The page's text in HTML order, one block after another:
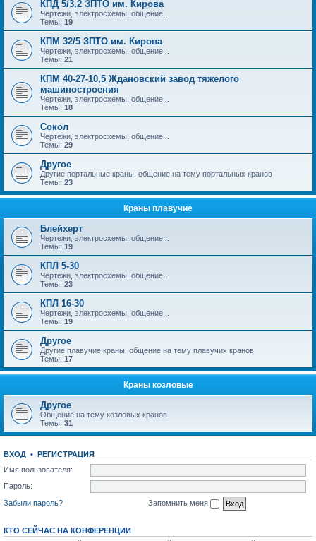
КПД 5/3,2 ЗПТО им. Кирова
Чертежи, электросхемы, общение...
Темы: 19
КПМ 32/5 ЗПТО им. Кирова
Чертежи, электросхемы, общение...
Темы: 21
КПМ 40-27-10,5 Ждановский завод тяжелого
машиностроения
Чертежи, электросхемы, общение...
Темы: 18
Сокол
Чертежи, электросхемы, общение...
Темы: 29
Другое
Другие портальные краны, общение на тему портальных кранов
Темы: 23
Краны плавучие
Блейхерт
Чертежи, электросхемы, общение...
Темы: 19
КПЛ 5-30
Чертежи, электросхемы, общение...
Темы: 23
КПЛ 16-30
Чертежи, электросхемы, общение...
Темы: 19
Другое
Другие плавучие краны, общение на тему плавучих кранов
Темы: 17
Краны козловые
Другое
Общение на тему козловых кранов
Темы: 31
ВХОД • РЕГИСТРАЦИЯ
Имя пользователя:
Пароль:
Забыли пароль?
Запомнить меня
КТО СЕЙЧАС НА КОНФЕРЕНЦИИ